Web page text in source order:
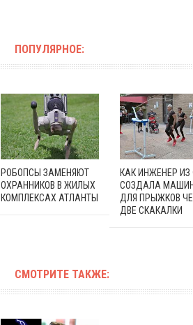
ПОПУЛЯРНОЕ:
РОБОПСЫ ЗАМЕНЯЮТ
ОХРАННИКОВ В ЖИЛЫХ
КОМПЛЕКСАХ АТЛАНТЫ
КАК ИНЖЕНЕР
СОЗДАЛА
ДЛЯ ПРЫЖКОВ
ДВЕ СКАКАЛКИ
СМОТРИТЕ ТАКЖЕ: